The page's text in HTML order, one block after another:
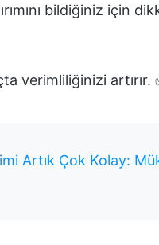
bildiğiniz için
verimliliğinizi artırır.
Artık Çok Kolay: